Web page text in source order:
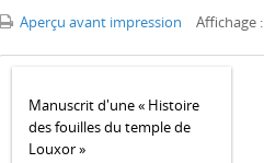
Aperçu avant impression Affichage :
Manuscrit d'une « Histoire
des fouilles du temple de
Louxor »